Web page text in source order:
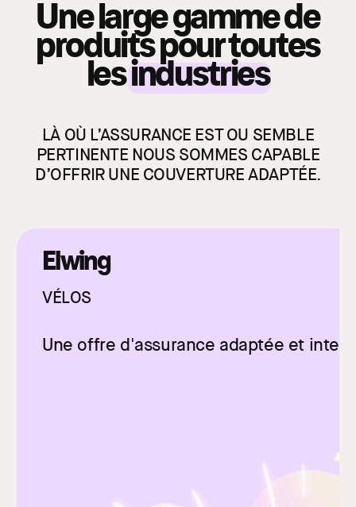
Une large gamme de
produitspour toutes
lesindustries
LÀ OÙ L’ASSURANCE EST OU SEMBLE
PERTINENTE NOUS SOMMES CAPABLE
D’OFFRIR UNE COUVERTURE ADAPTÉE.
Elwing
VÉLOS
Une offre d'assurance adaptée et